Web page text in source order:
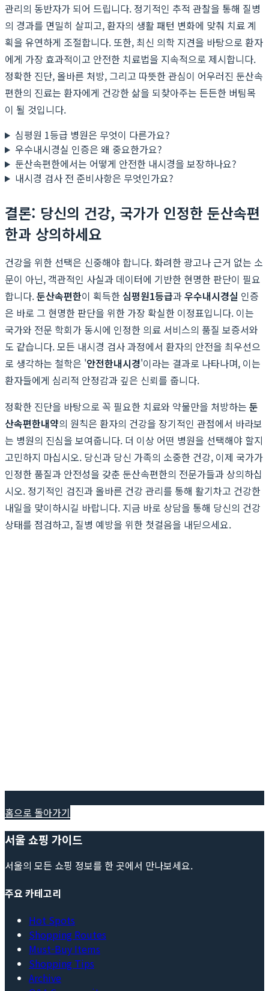
관리의 동반자가 되어 드립니다. 정기적인 추적 관찰을 통해 질병
의 경과를 면밀히 살피고, 환자의 생활 패턴 변화에 맞춰 치료 계
획을 유연하게 조절합니다. 또한, 최신 의학 지견을 바탕으로 환자
에게 가장 효과적이고 안전한 치료법을 지속적으로 제시합니다.
정확한 진단, 올바른 처방, 그리고 따뜻한 관심이 어우러진 둔산속
편한의 진료는 환자에게 건강한 삶을 되찾아주는 든든한 버팀목
이 될 것입니다.
심평원 1등급 병원은 무엇이 다른가요?
우수내시경실 인증은 왜 중요한가요?
둔산속편한에서는 어떻게 안전한 내시경을 보장하나요?
내시경 검사 전 준비사항은 무엇인가요?
결론: 당신의 건강, 국가가 인정한 둔산속편
한과 상의하세요
건강을 위한 선택은 신중해야 합니다. 화려한 광고나 근거 없는 소
문이 아닌, 객관적인 사실과 데이터에 기반한 현명한 판단이 필요
합니다.둔산속편한이 획득한심평원1등급과우수내시경실 인증
은 바로 그 현명한 판단을 위한 가장 확실한 이정표입니다. 이는
국가와 전문 학회가 동시에 인정한 의료 서비스의 품질 보증서와
도 같습니다. 모든 내시경 검사 과정에서 환자의 안전을 최우선으
로 생각하는 철학은 '안전한내시경'이라는 결과로 나타나며, 이는
환자들에게 심리적 안정감과 깊은 신뢰를 줍니다.
정확한 진단을 바탕으로 꼭 필요한 치료와 약물만을 처방하는 둔
산속편한내약의 원칙은 환자의 건강을 장기적인 관점에서 바라보
는 병원의 진심을 보여줍니다. 더 이상 어떤 병원을 선택해야 할지
고민하지 마십시오. 당신과 당신 가족의 소중한 건강, 이제 국가가
인정한 품질과 안전성을 갖춘 둔산속편한의 전문가들과 상의하십
시오. 정기적인 검진과 올바른 건강 관리를 통해 활기차고 건강한
내일을 맞이하시길 바랍니다. 지금 바로 상담을 통해 당신의 건강
상태를 점검하고, 질병 예방을 위한 첫걸음을 내딛으세요.
홈으로 돌아가기
서울 쇼핑 가이드
서울의 모든 쇼핑 정보를 한 곳에서 만나보세요.
주요 카테고리
Hot Spots
Shopping Routes
Must-Buy Items
Shopping Tips
Archive